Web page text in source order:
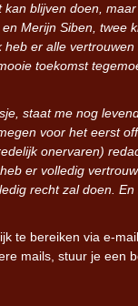
blijven doen,
Merijn Siben, twee
er alle
toekomst
staat me nog
voor het eerst
onervaren)
er volledig
recht zal doen.
te bereiken via e-
mails, stuur je een